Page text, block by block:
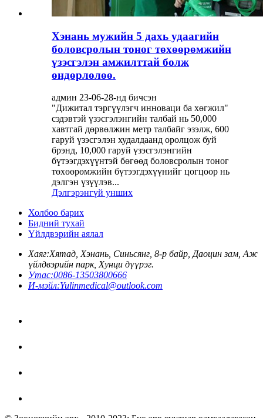
Хэнань мужийн 5 дахь удаагийн
боловсролын тоног төхөөрөмжийн
үзэсгэлэн амжилттай болж
өндөрлөлөө.
админ 23-06-28-нд бичсэн
"Дижитал тэргүүлэгч инноваци ба хөгжил"
сэдэвтэй үзэсгэлэнгийн талбай нь 50,000
хавтгай дөрвөлжин метр талбайг эзэлж, 600
гаруй үзэсгэлэн худалдаанд оролцож буй
брэнд, 10,000 гаруй үзэсгэлэнгийн
бүтээгдэхүүнтэй бөгөөд боловсролын тоног
төхөөрөмжийн бүтээгдэхүүнийг цогцоор нь
дэлгэн үзүүлэв...
Дэлгэрэнгүй унших
Холбоо барих
Бидний тухай
Үйлдвэрийн аялал
Хаяг:Хятад, Хэнань, Синьсянг, 8-р байр, Даоцин зам, Аж
үйлдвэрийн парк, Хунци дүүрэг.
Утас:0086-13503800666
И-мэйл:Yulinmedical@outlook.com